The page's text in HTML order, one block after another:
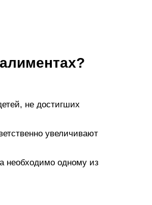
не достигших
увеличивают
необходимо одному из